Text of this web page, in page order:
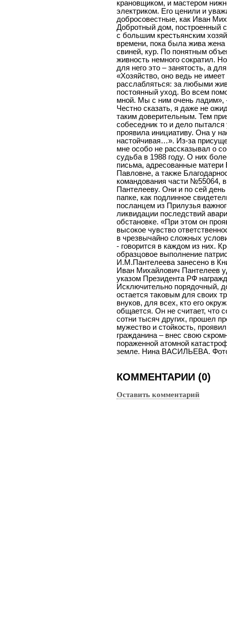
крановщиком, и мастером
электриком. Его ценили и
добросовестные, как Иван
Добротный дом, построенный
с большим крестьянским
времени, пока была жива
свиней, кур. По понятным
живность немного сократил.
для него это – занятость, а
«Хозяйство, оно ведь не
расслабляться: за любыми
постоянный уход. Во всем
мной. Мы с ним очень ладим»,
Честно сказать, я даже не
таким доверительным. Тем
собеседник то и дело
проявила инициативу. Она у
настойчивая…». Из-за
мне особо не рассказывал о
судьба в 1988 году. О них
письма, адресованные
Павловне, а также
командования части №55064,
Пантелееву. Они и по сей
папке, как подлинное
посланцем из Прилузья
ликвидации последствий
обстановке. «При этом он
высокое чувство
в чрезвычайно сложных
- говорится в каждом из них.
образцовое выполнение
И.М.Пантелеева занесено в
Иван Михайлович Пантелеев
указом Президента РФ
Исключительно порядочный,
остается таковым для своих
внуков, для всех, кто его
общается. Он не считает, что
сотни тысяч других, прошел
мужество и стойкость,
гражданина – внес свою
пораженной атомной
земле. Нина ВАСИЛЬЕВА.
КОММЕНТАРИИ (0)
Оставить комментарий